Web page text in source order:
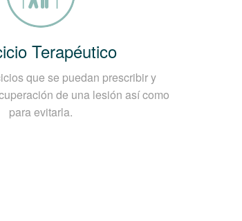
el cual realizará un
Terapéutico
que se puedan prescribir y
de una lesión así como
para evitarla.